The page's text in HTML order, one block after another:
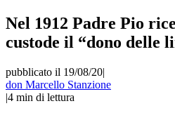
Nel 1912 Padre Pio
custode il “dono delle
pubblicato il 19/08/20|
don Marcello Stanzione
|4 min di lettura